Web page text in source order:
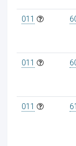
011
011
011